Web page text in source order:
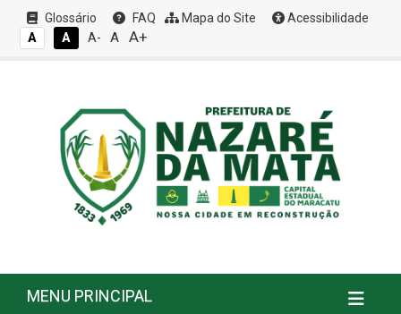
Glossário FAQ Mapa do Site
Acessibilidade
A
A A- A A+
MENU PRINCIPAL